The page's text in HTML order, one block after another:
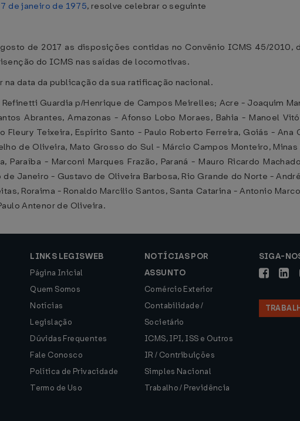
de janeiro de 1975, resolve celebrar o seguinte
de 2017 as disposições contidas no Convênio ICMS 45/2010,
do ICMS nas saídas de locomotivas.
data da publicação da sua ratificação nacional.
Guardia p/Henrique de Campos Meirelles; Acre - Joaquim
Abrantes, Amazonas - Afonso Lobo Moraes, Bahia - Manoel
Teixeira, Espírito Santo - Paulo Roberto Ferreira, Goiás - Ana
de Oliveira, Mato Grosso do Sul - Márcio Campos Monteiro,
Paraíba - Marconi Marques Frazão, Paraná - Mauro Ricardo
de Janeiro - Gustavo de Oliveira Barbosa, Rio Grande do Norte -
Roraima - Ronaldo Marcilio Santos, Santa Catarina - Antonio
Antenor de Oliveira.
LINKS LEGISWEB
Página Inicial
Quem Somos
Notícias
Legislação
Dúvidas Frequentes
Fale Conosco
Política de Privacidade
Termo de Uso
NOTÍCIAS POR
ASSUNTO
Comércio Exterior
Contabilidade /
Societário
ICMS, IPI, ISS e Outros
IR / Contribuições
Simples Nacional
Trabalho / Previdência
SIGA-